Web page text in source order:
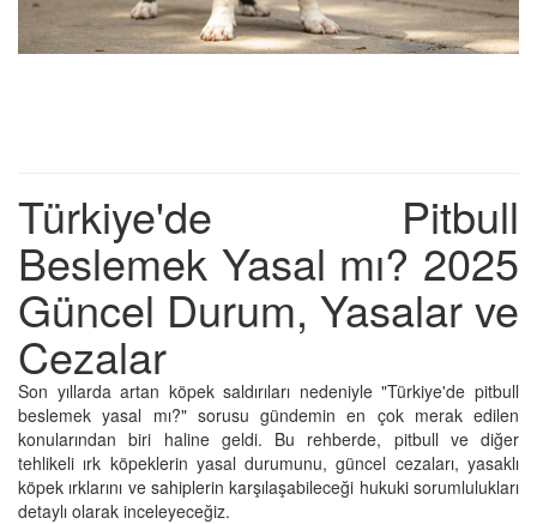
Türkiye'de Pitbull
Beslemek Yasal mı? 2025
Güncel Durum, Yasalar ve
Cezalar
Son yıllarda artan köpek saldırıları nedeniyle "Türkiye'de pitbull
beslemek yasal mı?" sorusu gündemin en çok merak edilen
konularından biri haline geldi. Bu rehberde, pitbull ve diğer
tehlikeli ırk köpeklerin yasal durumunu, güncel cezaları, yasaklı
köpek ırklarını ve sahiplerin karşılaşabileceği hukuki sorumlulukları
detaylı olarak inceleyeceğiz.